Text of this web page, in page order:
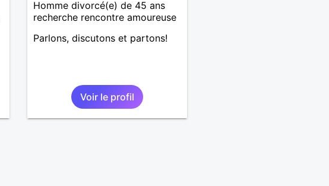
Homme divorcé(e) de 45 ans
recherche rencontre amoureuse
Parlons, discutons et partons!
Voir le profil